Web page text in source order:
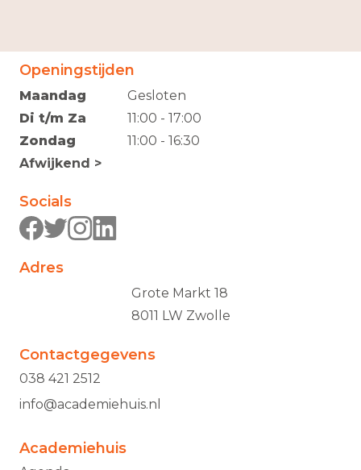
Openingstijden
Maandag
Di t/m Za
Zondag
Afwijkend >
Gesloten
11:00 - 17:00
11:00 - 16:30
Socials
Adres
Grote Markt 18
8011 LW Zwolle
Contactgegevens
038 421 2512
info@academiehuis.nl
Academiehuis